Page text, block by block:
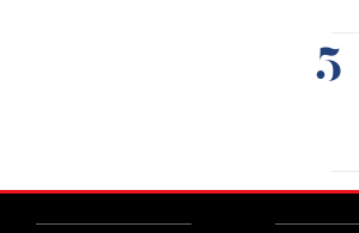
5